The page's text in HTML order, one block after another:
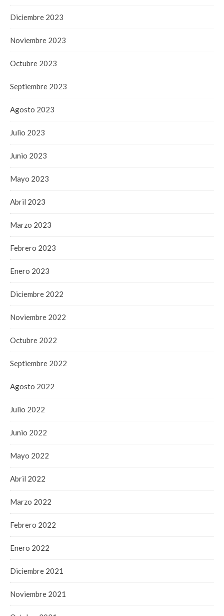
Diciembre 2023
Noviembre 2023
Octubre 2023
Septiembre 2023
Agosto 2023
Julio 2023
Junio 2023
Mayo 2023
Abril 2023
Marzo 2023
Febrero 2023
Enero 2023
Diciembre 2022
Noviembre 2022
Octubre 2022
Septiembre 2022
Agosto 2022
Julio 2022
Junio 2022
Mayo 2022
Abril 2022
Marzo 2022
Febrero 2022
Enero 2022
Diciembre 2021
Noviembre 2021